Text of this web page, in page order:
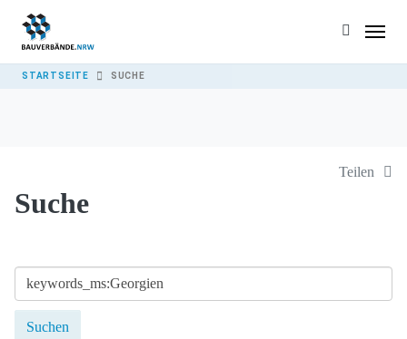
YOU ARE HERE:
STARTSEITE SUCHE
Teilen
Suche